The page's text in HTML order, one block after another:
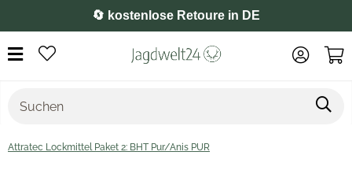
⭐️ 4,8 auf Google
Attratec Lockmittel Paket 2: BHT Pur/Anis PUR